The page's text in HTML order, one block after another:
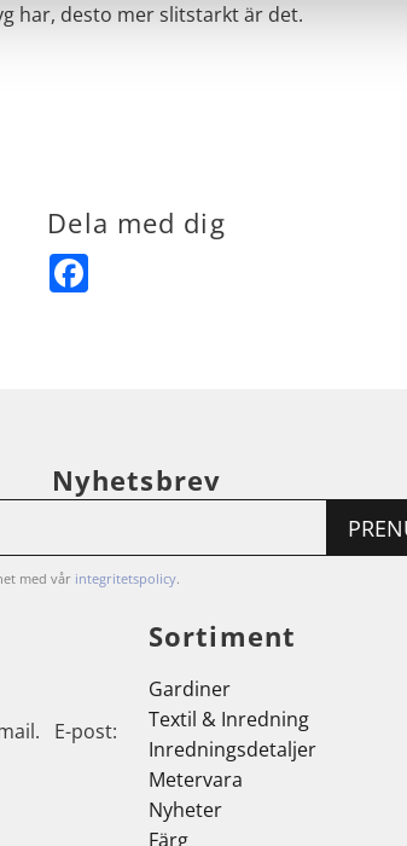
har, desto mer slitstarkt är det.
Dela med dig
Nyhetsbrev
med vår integritetspolicy.
E-post:
Sortiment
Gardiner
Textil & Inredning
Inredningsdetaljer
Metervara
Nyheter
Färg